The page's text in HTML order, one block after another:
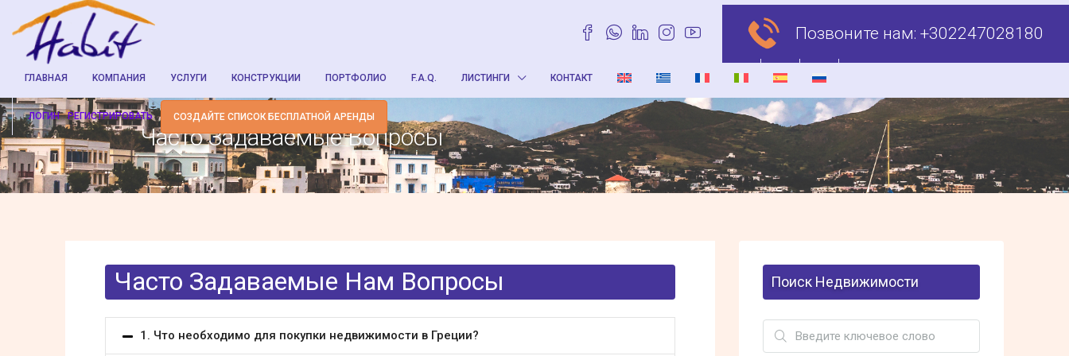
Позвоните нам: +302247028180
ГЛАВНАЯ KОМПАНИЯ УСЛУГИ КОНСТРУКЦИИ ПОРТФОЛИО F.A.Q. ЛИСТИНГИ КОНТАКТ
ЛОГИН РЕГИСТРИРОВАТЬ СОЗДАЙТЕ СПИСОК БЕСПЛАТНОЙ АРЕНДЫ
Часто Задаваемые Вопросы
Часто Задаваемые Нам Вопросы
1. Что необходимо для покупки недвижимости в Греции?
Поиск Недвижимости